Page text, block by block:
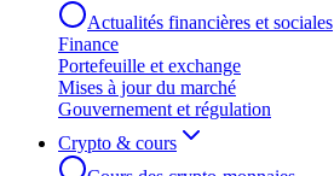
Actualités financières et sociales
Finance
Portefeuille et exchange
Mises à jour du marché
Gouvernement et régulation
Crypto & cours